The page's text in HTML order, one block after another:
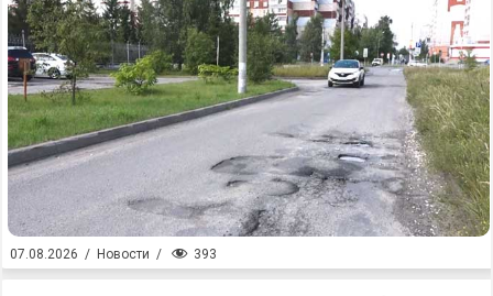
07.08.2026 / Новости / 393